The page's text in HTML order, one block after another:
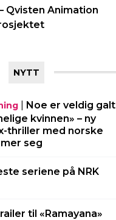
Qvisten Animation
NYTT
| Noe er veldig galt
kvinnen» – ny
thriller med norske
seg
seriene på NRK
til «Ramayana»